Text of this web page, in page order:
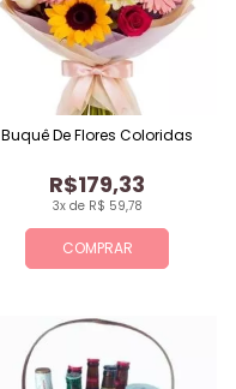
COMPRAR
3x de R$ 59,78
R$179,33
Buquê De Flores Coloridas